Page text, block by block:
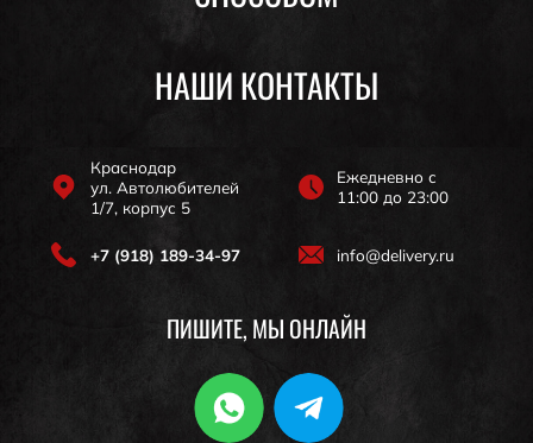
НАШИ КОНТАКТЫ
Краснодар
ул. Автолюбителей
1/7, корпус 5
Ежедневно с
11:00 до 23:00
+7 (918) 189-34-97 info@delivery.ru
ПИШИТЕ, МЫ ОНЛАЙН